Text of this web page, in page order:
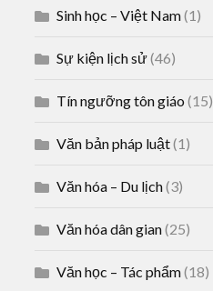
Sinh học – Việt Nam(1)
Sự kiện lịch sử(46)
Tín ngưỡng tôn giáo (15)
Văn bản pháp luật(1)
Văn hóa – Du lịch(3)
Văn hóa dân gian(25)
Văn học – Tác phẩm(18)